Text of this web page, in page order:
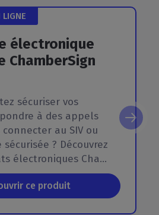
LIGNE
électronique
ChamberSign
sécuriser vos
à des appels
connecter au SIV ou
? Découvrez
nos certificats électroniques ChamberSign !
ce produit